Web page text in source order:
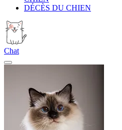
DÉCÈS DU CHIEN
Chat